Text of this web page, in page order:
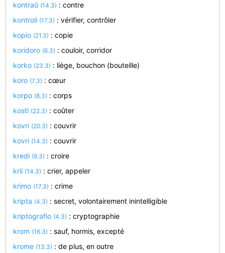
kontraŭ (14.3) : contre
kontroli (17.3) : vérifier, contrôler
kopio (21.3) : copie
koridoro (6.3) : couloir, corridor
korko (23.3) : liège, bouchon (bouteille)
koro (7.3) : cœur
korpo (8.3) : corps
kosti (22.3) : coûter
kovri (20.3) : couvrir
kovri (14.3) : couvrir
kredi (9.3) : croire
krii (14.3) : crier, appeler
krimo (17.3) : crime
kripta (4.3) : secret, volontairement inintelligible
kriptografio (4.3) : cryptographie
krom (16.3) : sauf, hormis, excepté
krome (13.3) : de plus, en outre